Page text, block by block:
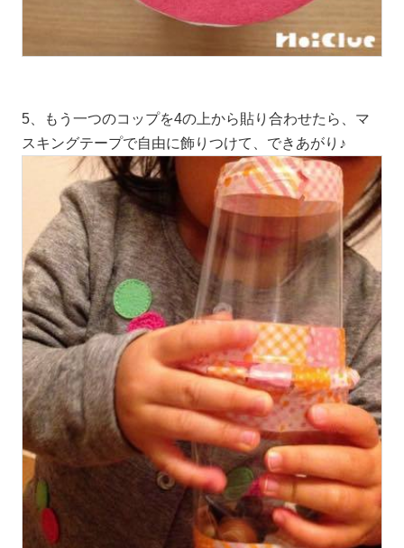
5、もう一つのコップを4の上から貼り合わせたら、マ
スキングテープで自由に飾りつけて、できあがり♪